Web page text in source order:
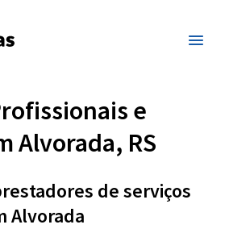
e
Alvorada, RS
de serviços
Alvorada